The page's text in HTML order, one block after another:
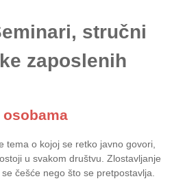
stručni
zaposlenih
tema o kojoj se retko javno govori,
u svakom društvu. Zlostavljanje
češće nego što se pretpostavlja.